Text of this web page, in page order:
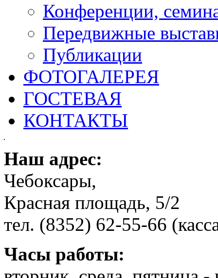
Конференции,
Передвижные
Публикации
ФОТОГАЛЕРЕЯ
ГОСТЕВАЯ
КОНТАКТЫ
Наш адрес:
Чебоксары,
Красная площадь, 5/2
тел. (8352) 62-55-66
Часы работы: